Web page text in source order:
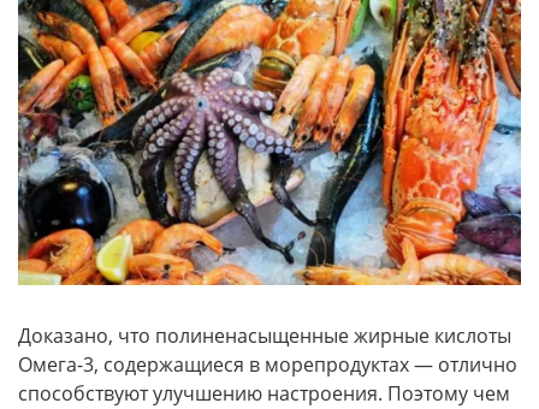
Доказано, что полиненасыщенные жирные кислоты
Омега-3, содержащиеся в морепродуктах — отлично
способствуют улучшению настроения. Поэтому чем